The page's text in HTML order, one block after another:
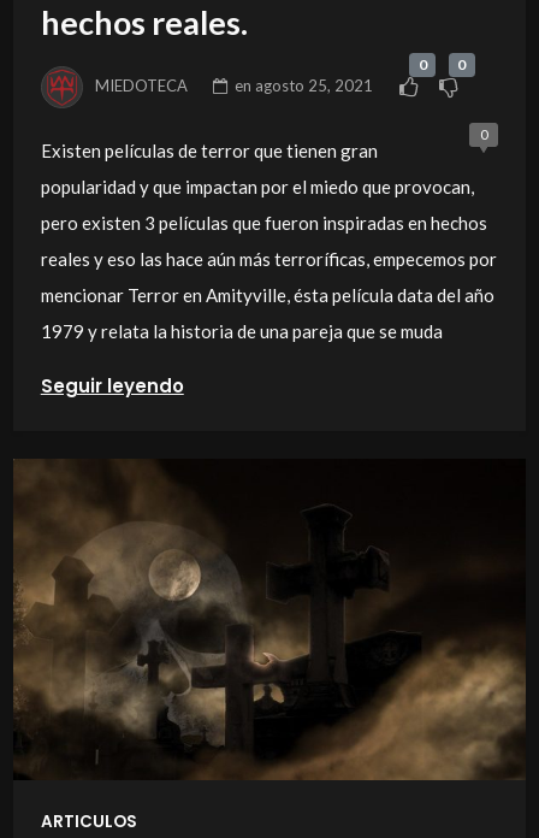
hechos reales.
MIEDOTECA en agosto 25, 2021
0 0
0
Existen películas de terror que tienen gran
popularidad y que impactan por el miedo que provocan,
pero existen 3 películas que fueron inspiradas en hechos
reales y eso las hace aún más terroríficas, empecemos por
mencionar Terror en Amityville, ésta película data del año
1979 y relata la historia de una pareja que se muda
Seguir leyendo
ARTICULOS